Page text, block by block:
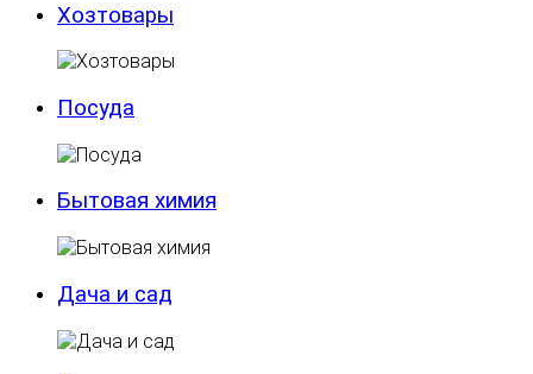
Хозтовары
Посуда
Бытовая химия
Дача и сад